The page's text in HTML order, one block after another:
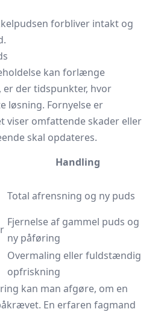
forbliver intakt og
kan forlænge
er der tidspunkter, hvor
løsning. Fornyelse er
viser omfattende skader eller
skal opdateres.
Handling
Total afrensning og ny puds
Fjernelse af gammel puds og
ny påføring
Overmaling eller fuldstændig
opfriskning
kan man afgøre, om en
En erfaren fagmand